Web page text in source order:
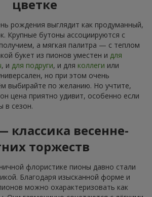
цветке
рождения выглядит как продуманный,
Крупные бутоны ассоциируются с
а мягкая палитра — с теплом
букет из пионов уместен и для
, и для подруги, и для коллеги или
но при этом очень
выбирайте по желанию. Но учтите,
цена приятно удивит, особенно если
в сезон.
классика весенне-
торжеств
флористике пионы давно стали
Благодаря изысканной форме и
можно охарактеризовать как